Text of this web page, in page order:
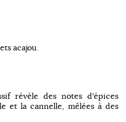
acajou.
révèle des notes d'épices
et la cannelle, mêlées à des